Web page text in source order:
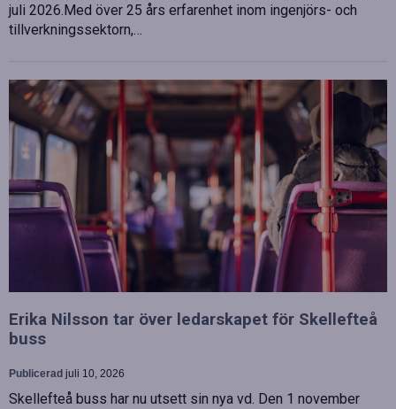
juli 2026.Med över 25 års erfarenhet inom ingenjörs- och
tillverkningssektorn,…
Erika Nilsson tar över ledarskapet för Skellefteå
buss
Publicerad juli 10, 2026
Skellefteå buss har nu utsett sin nya vd. Den 1 november